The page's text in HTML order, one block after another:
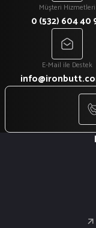
Müşteri Hizmetleri
0 (532) 604 40
E-Mail ile Destek